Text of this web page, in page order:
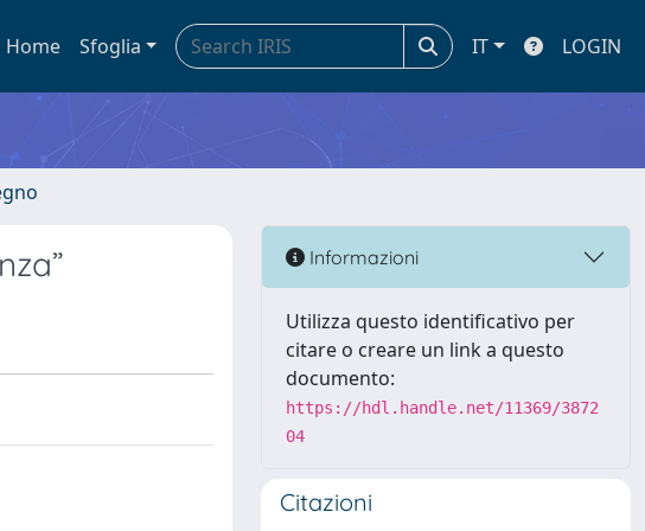
Home Sfoglia IT LOGIN
Informazioni
Utilizza questo identificativo per
citare o creare un link a questo
documento:
https://hdl.handle.net/11369/3872
04
Citazioni